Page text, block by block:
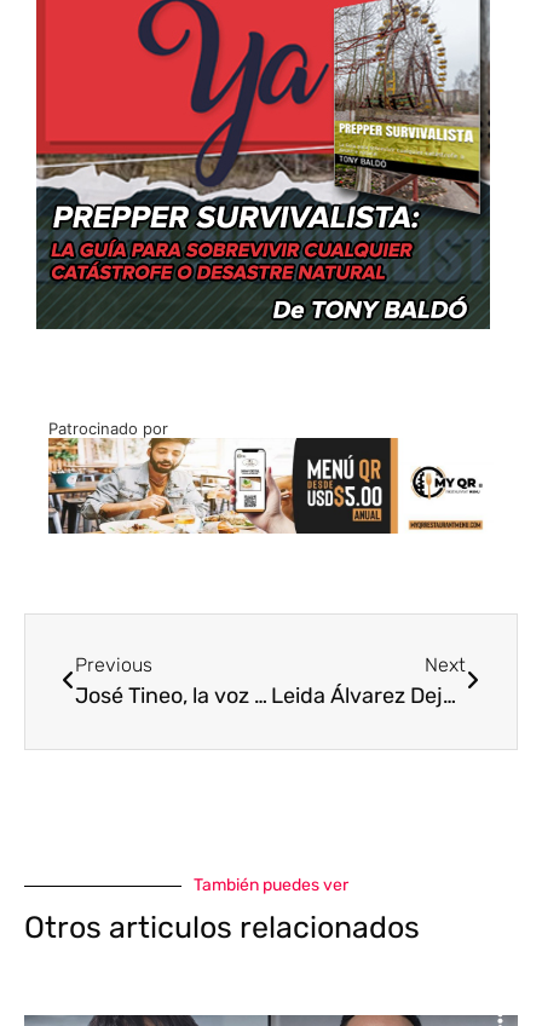
Patrocinado por
Previous
José Tineo, la voz oriental de la gaita
Next
Leida Álvarez Dejando huella en la Televisión de Miami.
También puedes ver
Otros articulos relacionados